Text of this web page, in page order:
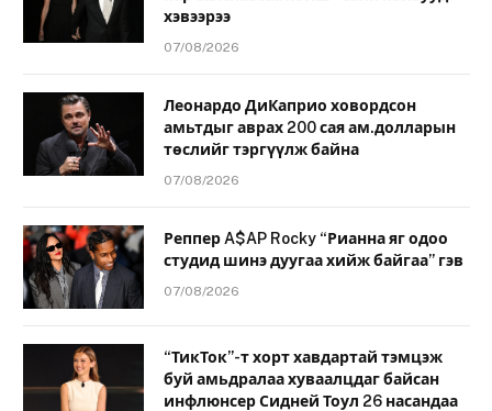
хэвээрээ
07/08/2026
Леонардо ДиКаприо ховордсон
амьтдыг аврах 200 сая ам.долларын
төслийг тэргүүлж байна
07/08/2026
Реппер A$AP Rocky “Рианна яг одоо
студид шинэ дуугаа хийж байгаа” гэв
07/08/2026
“ТикТок”-т хорт хавдартай тэмцэж
буй амьдралаа хуваалцдаг байсан
инфлюнсер Сидней Тоул 26 насандаа